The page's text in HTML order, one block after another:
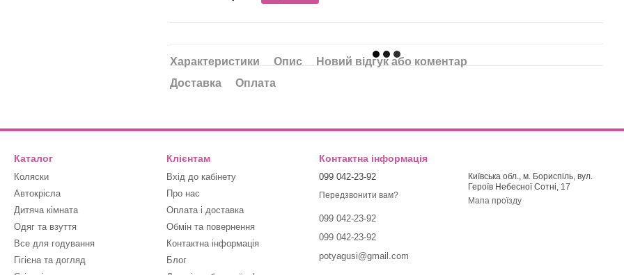
Характеристики Опис
Новий відгук або коментар
Доставка
Оплата
Каталог
Коляски
Автокрісла
Дитяча кімната
Одяг та взуття
Все для годування
Гігієна та догляд
Клієнтам
Вхід до кабінету
Про нас
Оплата і доставка
Обмін та повернення
Контактна інформація
Блог
Контактна інформація
099 042-23-92
Передзвонити вам?
099 042-23-92
099 042-23-92
potyagusi@gmail.com
Київська обл., м. Бориспіль, вул.
Героїв Небесної Сотні, 17
Мапа проїзду